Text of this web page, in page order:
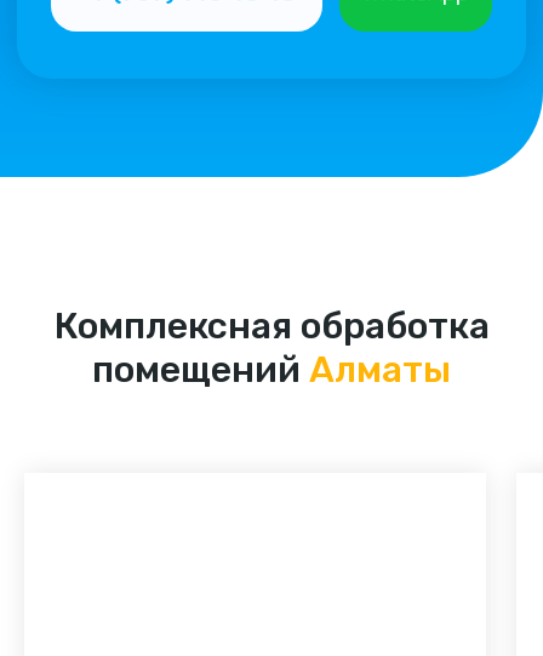
Комплексная обработка
помещений Алматы